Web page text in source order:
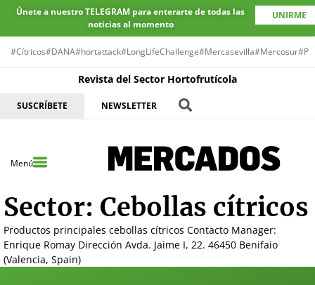
Únete a nuestro TELEGRAM para enterarte de todas las
noticias al momento
UNIRME
#Cítricos#DANA#hortattack#LongLifeChallenge#Mercasevilla#Mercosur
Revista del Sector Hortofrutícola
SUSCRÍBETE NEWSLETTER
Menú
Sector: Cebollas cítricos
Productos principales cebollas cítricos Contacto Manager:
Enrique Romay Dirección Avda. Jaime I, 22. 46450 Benifaio
(Valencia, Spain)